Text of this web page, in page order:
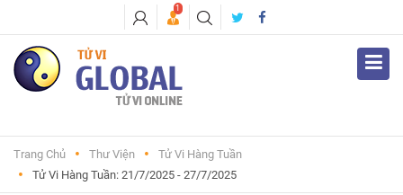
1
Trang Chủ Thư Viện
Tử Vi Hàng Tuần
Tử Vi Hàng Tuần: 21/7/2025 - 27/7/2025